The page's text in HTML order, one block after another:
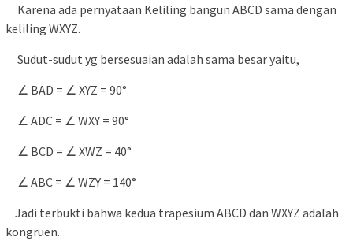
Karena ada pernyataan Keliling bangun ABCD sama dengan
keliling WXYZ.
Sudut-sudut yg bersesuaian adalah sama besar yaitu,
∠ BAD = ∠ XYZ = 90°
∠ ADC = ∠ WXY = 90°
∠ BCD = ∠ XWZ = 40°
∠ ABC = ∠ WZY = 140°
Jadi terbukti bahwa kedua trapesium ABCD dan WXYZ adalah
kongruen.